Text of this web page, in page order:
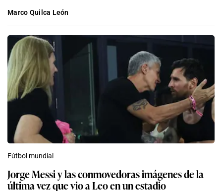
Marco Quilca León
Fútbol mundial
Jorge Messi y las conmovedoras imágenes de la
última vez que vio a Leo en un estadio